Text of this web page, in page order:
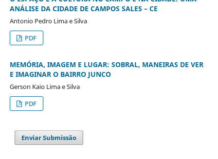
ANÁLISE DA CIDADE DE CAMPOS SALES – CE
Antonio Pedro Lima e Silva
PDF
MEMÓRIA, IMAGEM E LUGAR: SOBRAL, MANEIRAS DE VER
E IMAGINAR O BAIRRO JUNCO
Gerson Kaio Lima e Silva
PDF
Enviar Submissão